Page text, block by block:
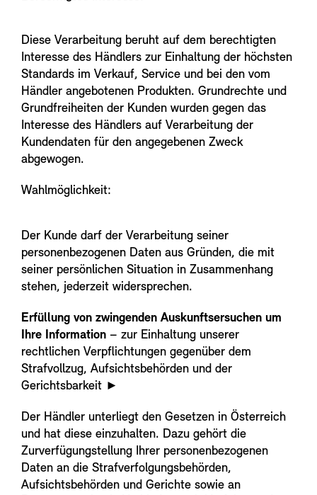
Diese Verarbeitung beruht auf dem berechtigten
Interesse des Händlers zur Einhaltung der höchsten
Standards im Verkauf, Service und bei den vom
Händler angebotenen Produkten. Grundrechte und
Grundfreiheiten der Kunden wurden gegen das
Interesse des Händlers auf Verarbeitung der
Kundendaten für den angegebenen Zweck
abgewogen.
Wahlmöglichkeit:
Der Kunde darf der Verarbeitung seiner
personenbezogenen Daten aus Gründen, die mit
seiner persönlichen Situation in Zusammenhang
stehen, jederzeit widersprechen.
Erfüllung von zwingenden Auskunftsersuchen um
Ihre Information – zur Einhaltung unserer
rechtlichen Verpflichtungen gegenüber dem
Strafvollzug, Aufsichtsbehörden und der
Gerichtsbarkeit ►
Der Händler unterliegt den Gesetzen in Österreich
und hat diese einzuhalten. Dazu gehört die
Zurverfügungstellung Ihrer personenbezogenen
Daten an die Strafverfolgungsbehörden,
Aufsichtsbehörden und Gerichte sowie an